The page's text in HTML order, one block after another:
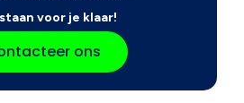
voor je klaar!
ons